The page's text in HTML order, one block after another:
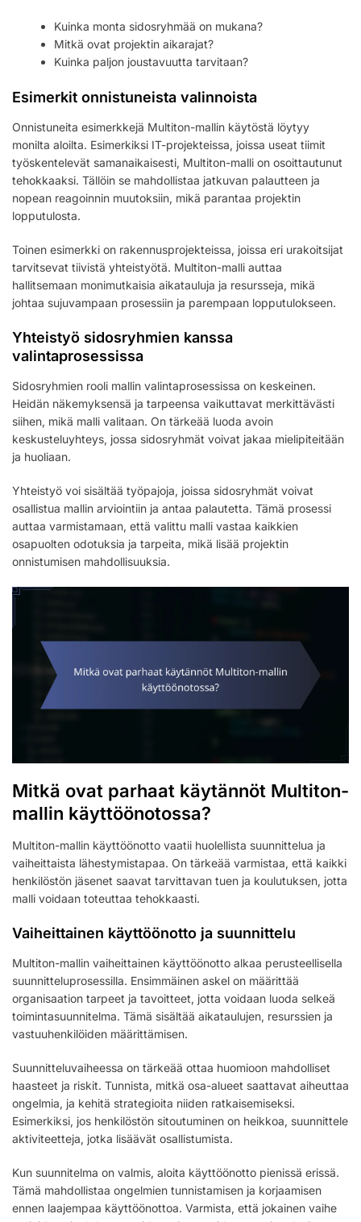
Kuinka monta sidosryhmää on mukana?
Mitkä ovat projektin aikarajat?
Kuinka paljon joustavuutta tarvitaan?
Esimerkit onnistuneista valinnoista
Onnistuneita esimerkkejä Multiton-mallin käytöstä löytyy
monilta aloilta. Esimerkiksi IT-projekteissa, joissa useat tiimit
työskentelevät samanaikaisesti, Multiton-malli on osoittautunut
tehokkaaksi. Tällöin se mahdollistaa jatkuvan palautteen ja
nopean reagoinnin muutoksiin, mikä parantaa projektin
lopputulosta.
Toinen esimerkki on rakennusprojekteissa, joissa eri urakoitsijat
tarvitsevat tiivistä yhteistyötä. Multiton-malli auttaa
hallitsemaan monimutkaisia aikatauluja ja resursseja, mikä
johtaa sujuvampaan prosessiin ja parempaan lopputulokseen.
Yhteistyö sidosryhmien kanssa
valintaprosessissa
Sidosryhmien rooli mallin valintaprosessissa on keskeinen.
Heidän näkemyksensä ja tarpeensa vaikuttavat merkittävästi
siihen, mikä malli valitaan. On tärkeää luoda avoin
keskusteluyhteys, jossa sidosryhmät voivat jakaa mielipiteitään
ja huoliaan.
Yhteistyö voi sisältää työpajoja, joissa sidosryhmät voivat
osallistua mallin arviointiin ja antaa palautetta. Tämä prosessi
auttaa varmistamaan, että valittu malli vastaa kaikkien
osapuolten odotuksia ja tarpeita, mikä lisää projektin
onnistumisen mahdollisuuksia.
Mitkä ovat parhaat käytännöt Multiton-
mallin käyttöönotossa?
Multiton-mallin käyttöönotto vaatii huolellista suunnittelua ja
vaiheittaista lähestymistapaa. On tärkeää varmistaa, että kaikki
henkilöstön jäsenet saavat tarvittavan tuen ja koulutuksen, jotta
malli voidaan toteuttaa tehokkaasti.
Vaiheittainen käyttöönotto ja suunnittelu
Multiton-mallin vaiheittainen käyttöönotto alkaa perusteellisella
suunnitteluprosessilla. Ensimmäinen askel on määrittää
organisaation tarpeet ja tavoitteet, jotta voidaan luoda selkeä
toimintasuunnitelma. Tämä sisältää aikataulujen, resurssien ja
vastuuhenkilöiden määrittämisen.
Suunnitteluvaiheessa on tärkeää ottaa huomioon mahdolliset
haasteet ja riskit. Tunnista, mitkä osa-alueet saattavat aiheuttaa
ongelmia, ja kehitä strategioita niiden ratkaisemiseksi.
Esimerkiksi, jos henkilöstön sitoutuminen on heikkoa, suunnittele
aktiviteetteja, jotka lisäävät osallistumista.
Kun suunnitelma on valmis, aloita käyttöönotto pienissä erissä.
Tämä mahdollistaa ongelmien tunnistamisen ja korjaamisen
ennen laajempaa käyttöönottoa. Varmista, että jokainen vaihe